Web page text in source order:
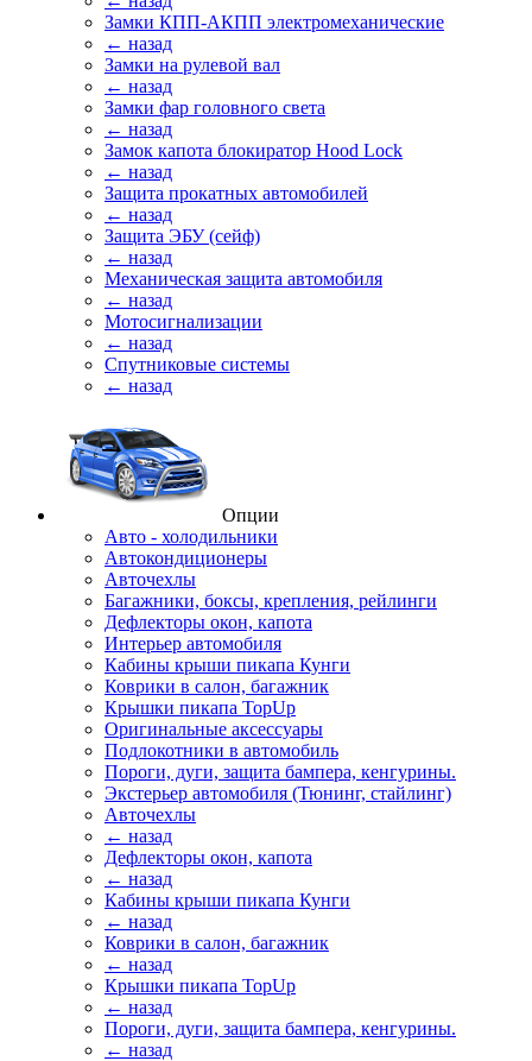
Замки КПП-АКПП электромеханические
← назад
Замки на рулевой вал
← назад
Замки фар головного света
← назад
Замок капота блокиратор Hood Lock
← назад
Защита прокатных автомобилей
← назад
Защита ЭБУ (сейф)
← назад
Механическая защита автомобиля
← назад
Мотосигнализации
← назад
Спутниковые системы
← назад
Опции
Авто - холодильники
Автокондиционеры
Авточехлы
Багажники, боксы, крепления, рейлинги
Дефлекторы окон, капота
Интерьер автомобиля
Кабины крыши пикапа Кунги
Коврики в салон, багажник
Крышки пикапа TopUp
Оригинальные аксессуары
Подлокотники в автомобиль
Пороги, дуги, защита бампера, кенгурины.
Экстерьер автомобиля (Тюнинг, стайлинг)
Авточехлы
← назад
Дефлекторы окон, капота
← назад
Кабины крыши пикапа Кунги
← назад
Коврики в салон, багажник
← назад
Крышки пикапа TopUp
← назад
Пороги, дуги, защита бампера, кенгурины.
← назад